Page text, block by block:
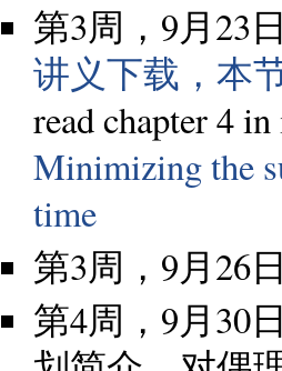
第3周，9月23
讲义下载，本
read chapter 4
Minimizing the
time
第3周，9月26
第4周，9月30